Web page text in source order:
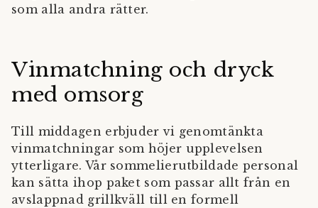
som alla andra rätter.
Vinmatchning och dryck
med omsorg
Till middagen erbjuder vi genomtänkta
vinmatchningar som höjer upplevelsen
ytterligare. Vår sommelierutbildade personal
kan sätta ihop paket som passar allt från en
avslappnad grillkväll till en formell